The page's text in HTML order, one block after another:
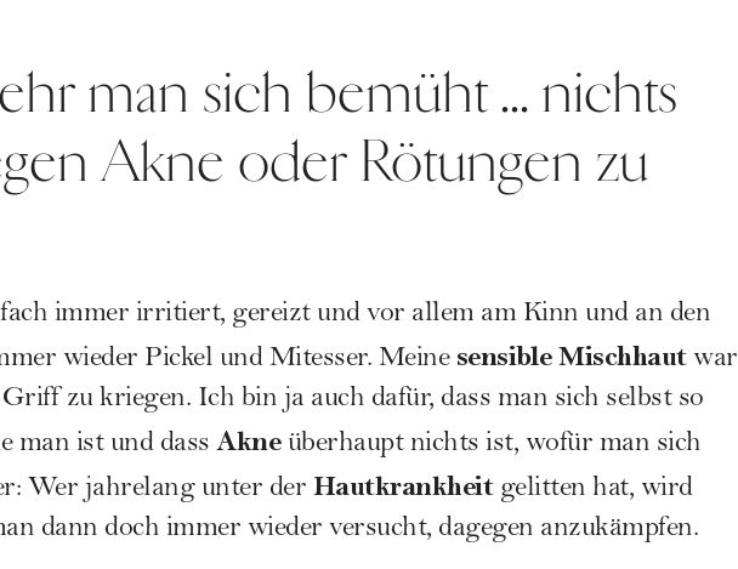
man sich bemüht ... nichts
Akne oder Rötungen zu
immer irritiert, gereizt und vor allem am Kinn und an den
wieder Pickel und Mitesser. Meine sensibleMischhautwar
zu kriegen. Ich bin ja auch dafür, dass man sich selbst so
man ist und dass Akneüberhaupt nichts ist, wofür man sich
Wer jahrelang unter der Hautkrankheitgelitten hat, wird
dann doch immer wieder versucht, dagegen anzukämpfen.